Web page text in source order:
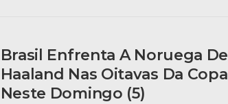
Brasil Enfrenta A Noruega De
Haaland Nas Oitavas Da Copa
Neste Domingo (5)